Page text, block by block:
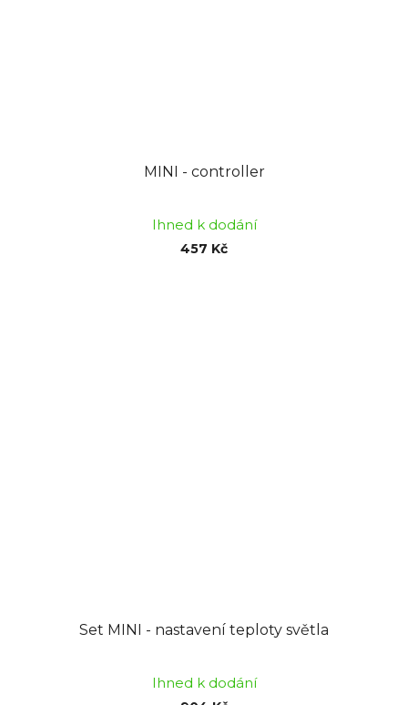
MINI - controller
Ihned k dodání
457 Kč
Set MINI - nastavení teploty světla
Ihned k dodání